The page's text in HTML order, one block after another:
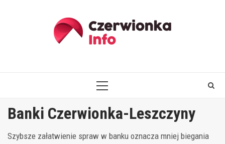
PRIMARY
Banki Czerwionka-Leszczyny
Szybsze załatwienie spraw w banku oznacza mniej biegania